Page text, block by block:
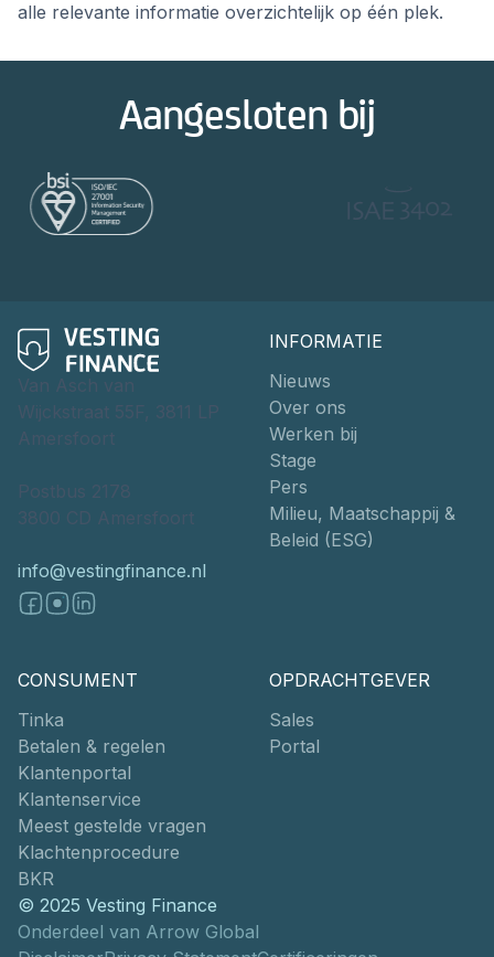
alle relevante informatie overzichtelijk op één plek.
Aangesloten bij
Van Asch van
Wijckstraat 55F, 3811 LP
Amersfoort
Postbus 2178
3800 CD Amersfoort
info@vestingfinance.nl
INFORMATIE
Nieuws
Over ons
Werken bij
Stage
Pers
Milieu, Maatschappij &
Beleid (ESG)
CONSUMENT
Tinka
Betalen & regelen
Klantenportal
Klantenservice
Meest gestelde vragen
Klachtenprocedure
BKR
OPDRACHTGEVER
Sales
Portal
© 2025 Vesting Finance
Onderdeel van Arrow Global